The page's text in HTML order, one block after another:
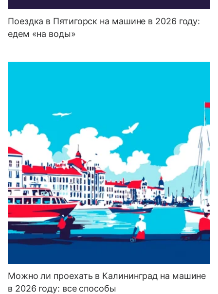
Поездка в Пятигорск на машине в 2026 году:
едем «на воды»
Можно ли проехать в Калининград на машине
в 2026 году: все способы